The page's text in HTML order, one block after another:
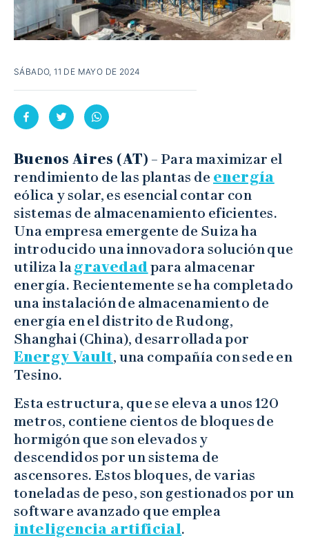
SÁBADO, 11 DE MAYO DE 2024
Buenos Aires (AT) – Para maximizar el
rendimiento de las plantas de energía
eólica y solar, es esencial contar con
sistemas de almacenamiento eficientes.
Una empresa emergente de Suiza ha
introducido una innovadora solución que
utiliza lagravedadpara almacenar
energía. Recientemente se ha completado
una instalación de almacenamiento de
energía en el distrito de Rudong,
Shanghai (China), desarrollada por
Energy Vault, una compañía con sede en
Tesino.
Esta estructura, que se eleva a unos 120
metros, contiene cientos de bloques de
hormigón que son elevados y
descendidos por un sistema de
ascensores. Estos bloques, de varias
toneladas de peso, son gestionados por un
software avanzado que emplea
inteligencia artificial.